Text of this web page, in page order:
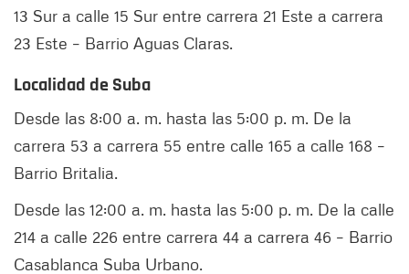
13 Sur a calle 15 Sur entre carrera 21 Este a carrera
23 Este – Barrio Aguas Claras.
Localidad de Suba
Desde las 8:00 a. m. hasta las 5:00 p. m. De la
carrera 53 a carrera 55 entre calle 165 a calle 168 –
Barrio Britalia.
Desde las 12:00 a. m. hasta las 5:00 p. m. De la calle
214 a calle 226 entre carrera 44 a carrera 46 – Barrio
Casablanca Suba Urbano.